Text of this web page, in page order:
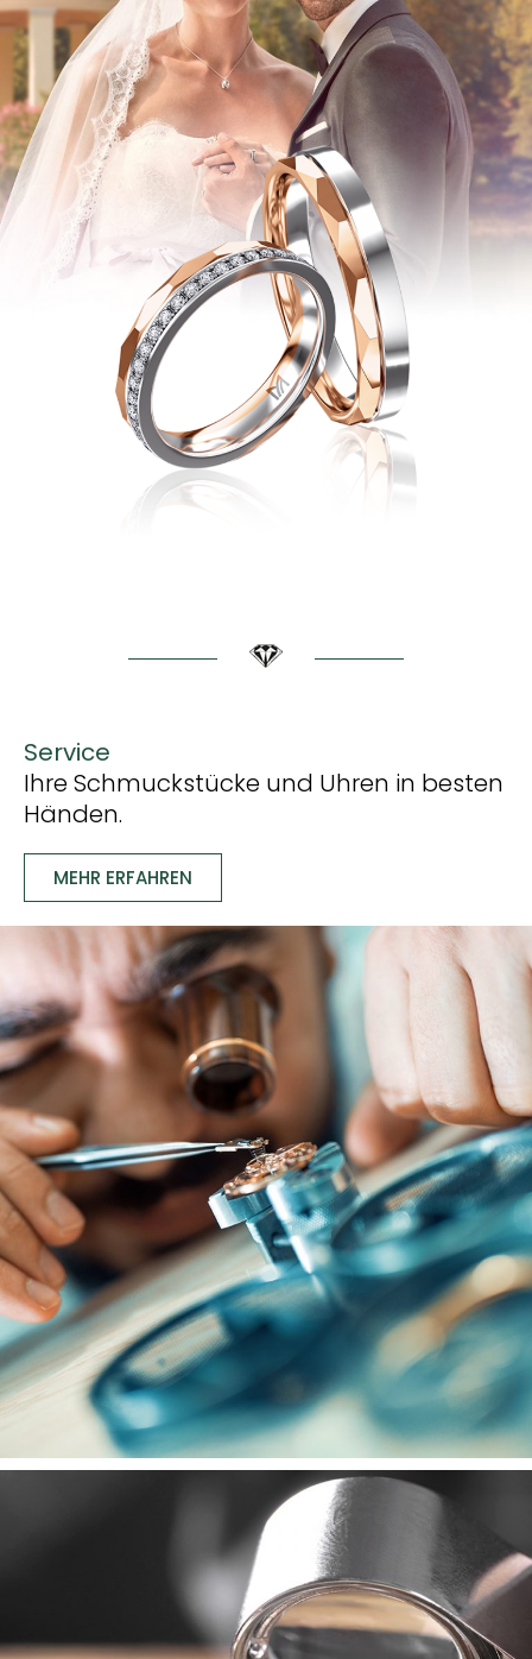
Service
Ihre Schmuckstücke und Uhren in besten
Händen.
MEHR ERFAHREN